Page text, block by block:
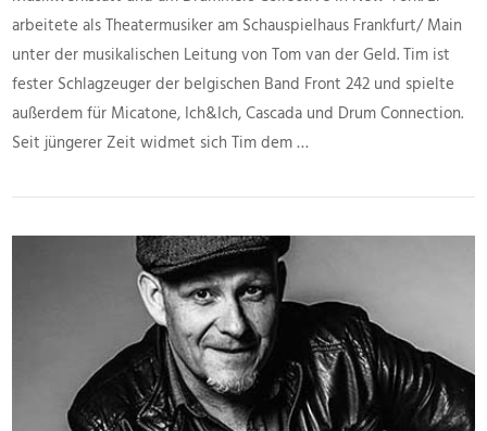
VIEW POST
arbeitete als Theatermusiker am Schauspielhaus Frankfurt/ Main
unter der musikalischen Leitung von Tom van der Geld. Tim ist
fester Schlagzeuger der belgischen Band Front 242 und spielte
außerdem für Micatone, Ich&Ich, Cascada und Drum Connection.
Seit jüngerer Zeit widmet sich Tim dem …